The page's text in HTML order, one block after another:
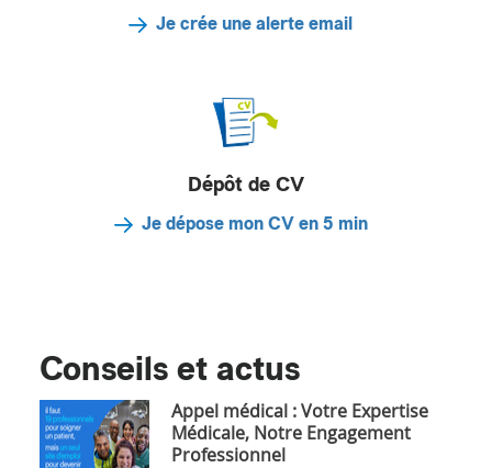
Je crée une alerte email
Dépôt de CV
Je dépose mon CV en 5 min
Conseils et actus
Appel médical : Votre Expertise
Médicale, Notre Engagement
Professionnel